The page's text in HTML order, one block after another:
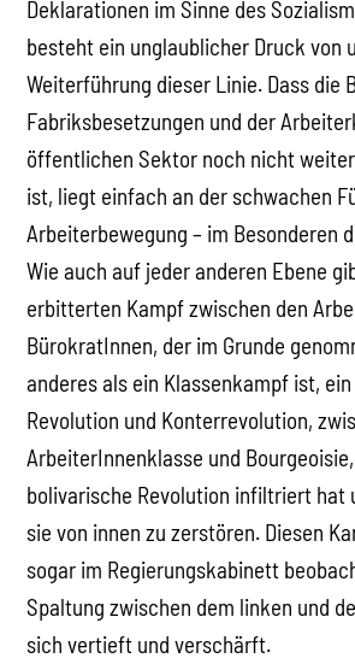
Deklarationen im Sinne des
besteht ein unglaublicher Druck von
Weiterführung dieser Linie. Dass die
Fabriksbesetzungen und der
öffentlichen Sektor noch nicht
ist, liegt einfach an der schwachen
Arbeiterbewegung – im Besonderen
Wie auch auf jeder anderen Ebene
erbitterten Kampf zwischen den
BürokratInnen, der im Grunde
anderes als ein Klassenkampf ist,
Revolution und Konterrevolution,
ArbeiterInnenklasse und
bolivarische Revolution infiltriert hat
sie von innen zu zerstören. Diesen
sogar im Regierungskabinett
Spaltung zwischen dem linken und
sich vertieft und verschärft.